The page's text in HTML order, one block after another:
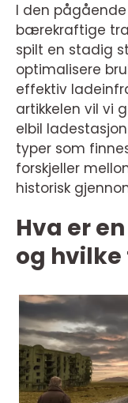
I den
bærekraftige
spilt en stadig
optimalisere
effektiv
artikkelen vil vi
elbil
typer som
forskjeller
historisk
Hva er
og hvilke